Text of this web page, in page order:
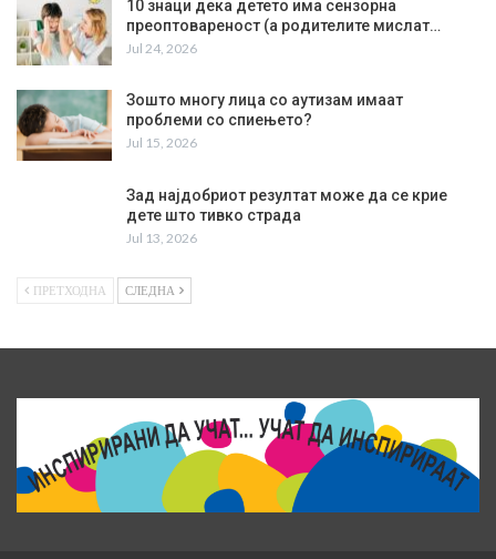
10 знаци дека детето има сензорна
преоптовареност (а родителите мислат…
Jul 24, 2026
Зошто многу лица со аутизам имаат
проблеми со спиењето?
Jul 15, 2026
Зад најдобриот резултат може да се крие
дете што тивко страда
Jul 13, 2026
ПРЕТХОДНА СЛЕДНА